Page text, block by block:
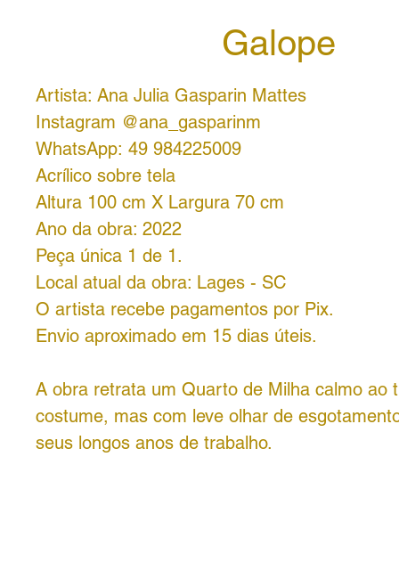
Galope
Artista: Ana Julia Gasparin Mattes
Instagram @ana_gasparinm
WhatsApp: 49 984225009
Acrílico sobre tela
Altura 100 cm X Largura 70 cm
Ano da obra: 2022
Peça única 1 de 1.
Local atual da obra: Lages - SC
O artista recebe pagamentos por Pix.
Envio aproximado em 15 dias úteis.
A obra retrata um Quarto de Milha calmo ao
costume, mas com leve olhar de
seus longos anos de trabalho.